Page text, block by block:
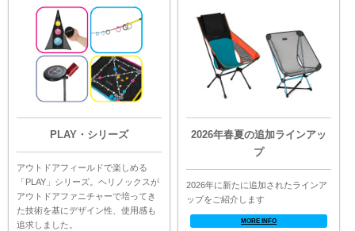
PLAY・シリーズ
アウトドアフィールドで楽しめる
「PLAY」シリーズ。ヘリノックスが
アウトドアファニチャーで培ってき
た技術を基にデザイン性、使用感も
追求しました。
2026年春夏の追加ラインアッ
プ
2026年に新たに追加されたラインア
ップをご紹介します
MORE INFO